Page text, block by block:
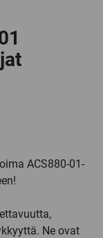
ACS880-01-
Ne ovat